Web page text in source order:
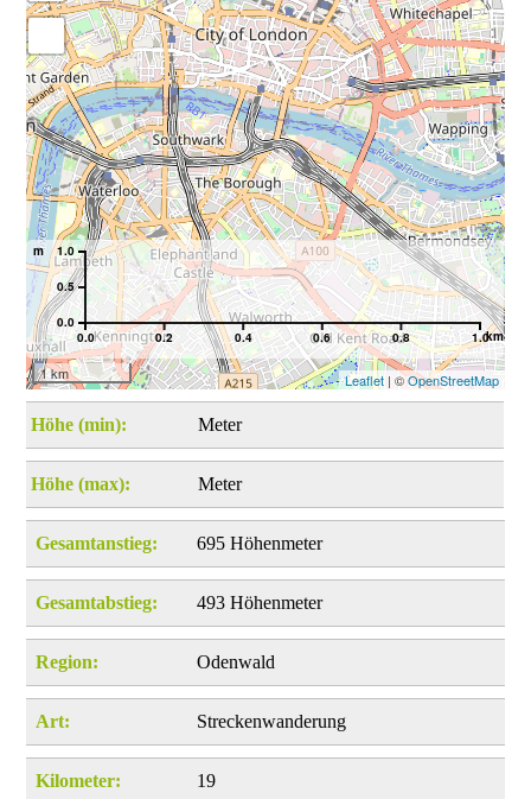
0.0 0.2 0.4 0.6 0.8 1.0km
0.0
0.5
1.0
m
1 km Leaflet| ©OpenStreetMap
Höhe (min): Meter
Höhe (max): Meter
Gesamtanstieg: 695 Höhenmeter
Gesamtabstieg: 493 Höhenmeter
Region: Odenwald
Art: Streckenwanderung
Kilometer: 19